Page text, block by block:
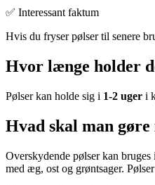
✅ Interessant faktum
Hvis du fryser pølser til senere
Hvor længe holder
Pølser kan holde sig i 1-2 uger i
Hvad skal man gøre
Overskydende pølser kan
med æg, ost og grøntsager.